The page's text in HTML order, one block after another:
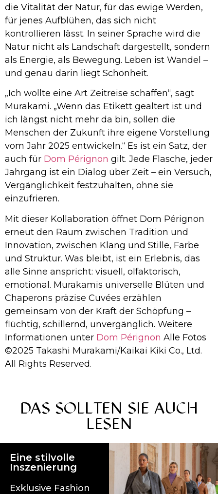
die Vitalität der Natur, für das ewige Werden,
für jenes Aufblühen, das sich nicht
kontrollieren lässt. In seiner Sprache wird die
Natur nicht als Landschaft dargestellt, sondern
als Energie, als Bewegung. Leben ist Wandel –
und genau darin liegt Schönheit.
„Ich wollte eine Art Zeitreise schaffen“, sagt
Murakami. „Wenn das Etikett gealtert ist und
ich längst nicht mehr da bin, sollen die
Menschen der Zukunft ihre eigene Vorstellung
vom Jahr 2025 entwickeln.“ Es ist ein Satz, der
auch für Dom Pérignon gilt. Jede Flasche, jeder
Jahrgang ist ein Dialog über Zeit – ein Versuch,
Vergänglichkeit festzuhalten, ohne sie
einzufrieren.
Mit dieser Kollaboration öffnet Dom Pérignon
erneut den Raum zwischen Tradition und
Innovation, zwischen Klang und Stille, Farbe
und Struktur. Was bleibt, ist ein Erlebnis, das
alle Sinne anspricht: visuell, olfaktorisch,
emotional. Murakamis universelle Blüten und
Chaperons präzise Cuvées erzählen
gemeinsam von der Kraft der Schöpfung –
flüchtig, schillernd, unvergänglich. Weitere
Informationen unter Dom Pérignon Alle Fotos
©2025 Takashi Murakami/Kaikai Kiki Co., Ltd.
All Rights Reserved.
DAS SOLLTEN SIE AUCH
LESEN
Eine stilvolle
Inszenierung
Exklusive Fashion